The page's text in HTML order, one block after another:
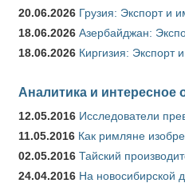
20.06.2026 Грузия: Экспорт и
18.06.2026 Азербайджан:
18.06.2026 Киргизия: Экспорт
Аналитика и интересное
12.05.2016 Исследователи
11.05.2016 Как римляне
02.05.2016 Тайский
24.04.2016 На новосибирской